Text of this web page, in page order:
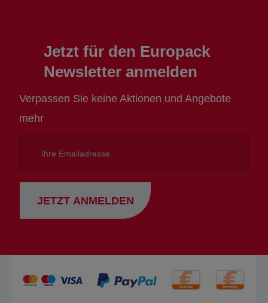
Jetzt für den Europack
Newsletter anmelden
Verpassen Sie keine Aktionen und Angebote
mehr
Emailadresse
JETZT ANMELDEN